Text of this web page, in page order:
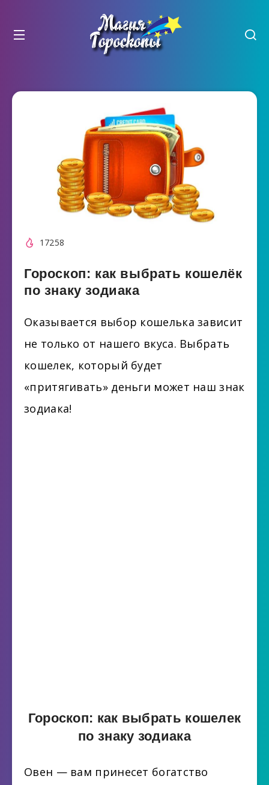
17258
Гороскоп: как выбрать кошелёк
по знаку зодиака
Оказывается выбор кошелька зависит
не только от нашего вкуса. Выбрать
кошелек, который будет
«притягивать» деньги может наш знак
зодиака!
Гороскоп: как выбрать кошелек
по знаку зодиака
Овен — вам принесет богатство